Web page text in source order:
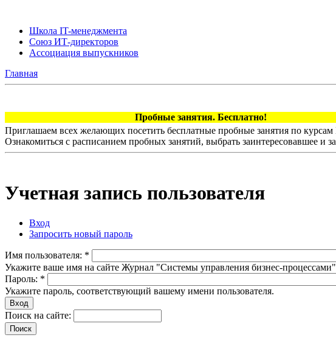
Школа IT-менеджмента
Союз ИТ-директоров
Ассоциация выпускников
Главная
Пробные занятия. Бесплатно!
Приглашаем всех желающих посетить бесплатные пробные занятия по
Ознакомиться с расписанием пробных занятий, выбрать заинтересовавшее и
Учетная запись пользователя
Вход
Запросить новый пароль
Имя пользователя: *
Укажите ваше имя на сайте Журнал "Системы управления бизнес-
Пароль: *
Укажите пароль, соответствующий вашему имени пользователя.
Поиск на сайте: